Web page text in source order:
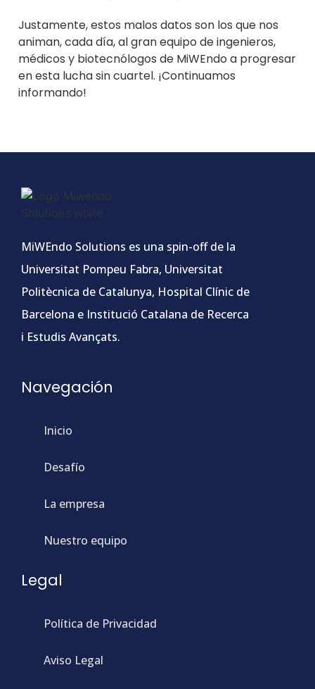
Justamente, estos malos datos son los que nos
animan, cada día, al gran equipo de ingenieros,
médicos y biotecnólogos de MiWEndo a progresar
en esta lucha sin cuartel. ¡Continuamos
informando!
MiWEndo Solutions es una spin-off de la
Universitat Pompeu Fabra, Universitat
Politècnica de Catalunya, Hospital Clínic de
Barcelona e Institució Catalana de Recerca
i Estudis Avançats.
Navegación
Inicio
Desafío
La empresa
Nuestro equipo
Legal
Política de Privacidad
Aviso Legal